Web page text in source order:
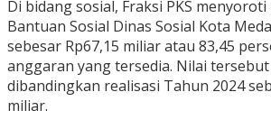
Di bidang sosial, Fraksi PKS
Bantuan Sosial Dinas Sosial Kota
sebesar Rp67,15 miliar atau 83,45
anggaran yang tersedia. Nilai
dibandingkan realisasi Tahun 2024
miliar.